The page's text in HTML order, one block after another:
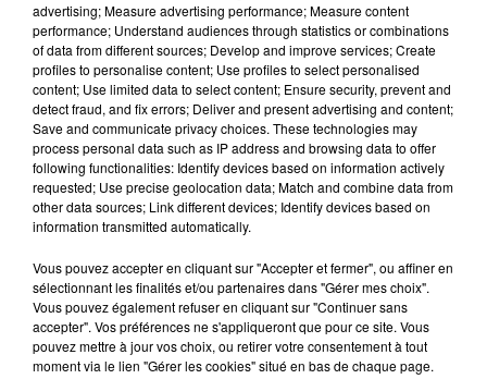
Jay-Z se bat contre la grand-mère
d'un homme prétendant être son fils
Cassie met fin à une ex-escorte
masculine dans sa bataille...
Des vitres tombent de la tour
Montparnasse : des désaccords
entre...
advertising; Measure advertising performance; Measure content
performance; Understand audiences through statistics or combinations
of data from different sources; Develop and improve services; Create
profiles to personalise content; Use profiles to select personalised
content; Use limited data to select content; Ensure security, prevent and
detect fraud, and fix errors; Deliver and present advertising and content;
Save and communicate privacy choices. These technologies may
process personal data such as IP address and browsing data to offer
following functionalities: Identify devices based on information actively
requested; Use precise geolocation data; Match and combine data from
other data sources; Link different devices; Identify devices based on
information transmitted automatically.
Vous pouvez accepter en cliquant sur "Accepter et fermer", ou affiner en
sélectionnant les finalités et/ou partenaires dans "Gérer mes choix".
Vous pouvez également refuser en cliquant sur "Continuer sans
accepter". Vos préférences ne s'appliqueront que pour ce site. Vous
pouvez mettre à jour vos choix, ou retirer votre consentement à tout
moment via le lien "Gérer les cookies" situé en bas de chaque page.